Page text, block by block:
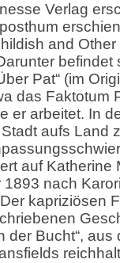
Verlag
and Other
Pat“ (im
das Faktotum
er arbeitet. In
aufs Land
auf Katherine
nach
kapriziösen
der Bucht“,